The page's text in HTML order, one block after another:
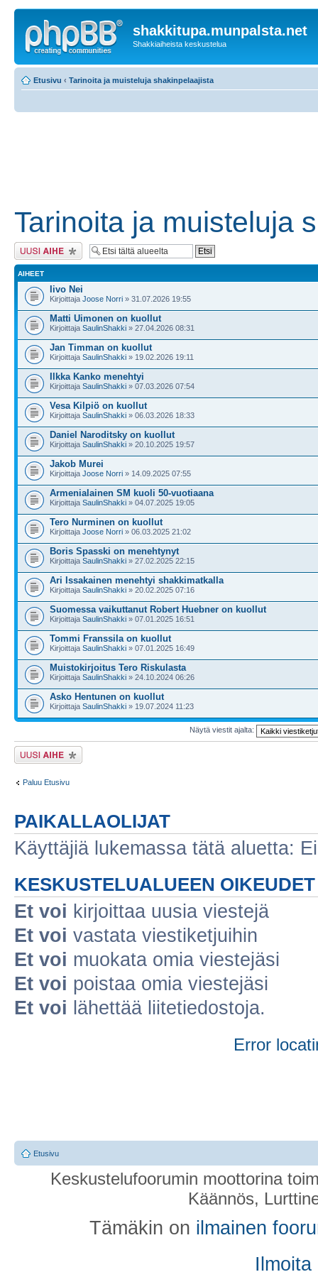
shakkitupa.munpalsta.net
Shakkiaiheista keskustelua
Etusivu ‹ Tarinoita ja muisteluja shakinpelaajista
Tarinoita ja muisteluja
Lähetä uusi viesti
AIHEET
Iivo Nei
Kirjoittaja Joose Norri » 31.07.2026 19:55
Matti Uimonen on kuollut
Kirjoittaja SaulinShakki » 27.04.2026 08:31
Jan Timman on kuollut
Kirjoittaja SaulinShakki » 19.02.2026 19:11
Ilkka Kanko menehtyi
Kirjoittaja SaulinShakki » 07.03.2026 07:54
Vesa Kilpiö on kuollut
Kirjoittaja SaulinShakki » 06.03.2026 18:33
Daniel Naroditsky on kuollut
Kirjoittaja SaulinShakki » 20.10.2025 19:57
Jakob Murei
Kirjoittaja Joose Norri » 14.09.2025 07:55
Armenialainen SM kuoli 50-vuotiaana
Kirjoittaja SaulinShakki » 04.07.2025 19:05
Tero Nurminen on kuollut
Kirjoittaja Joose Norri » 06.03.2025 21:02
Boris Spasski on menehtynyt
Kirjoittaja SaulinShakki » 27.02.2025 22:15
Ari Issakainen menehtyi shakkimatkalla
Kirjoittaja SaulinShakki » 20.02.2025 07:16
Suomessa vaikuttanut Robert Huebner on kuollut
Kirjoittaja SaulinShakki » 07.01.2025 16:51
Tommi Franssila on kuollut
Kirjoittaja SaulinShakki » 07.01.2025 16:49
Muistokirjoitus Tero Riskulasta
Kirjoittaja SaulinShakki » 24.10.2024 06:26
Asko Hentunen on kuollut
Kirjoittaja SaulinShakki » 19.07.2024 11:23
Näytä viestit ajalta:
Lähetä uusi viesti
Paluu Etusivu
PAIKALLAOLIJAT
Käyttäjiä lukemassa tätä aluetta:
KESKUSTELUALUEEN OIKEUDET
Et voi kirjoittaa uusia viestejä
Et voi vastata viestiketjuihin
Et voi muokata omia viestejäsi
Et voi poistaa omia viestejäsi
Et voi lähettää liitetiedostoja.
Error
Etusivu
Keskustelufoorumin moottorina
Käännös,
Tämäkin on ilmainen